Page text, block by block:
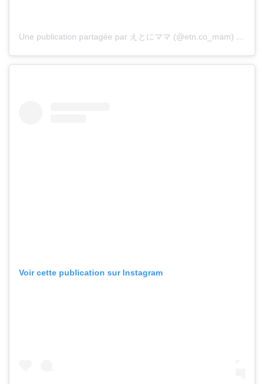
Une publication partagée par えとにママ (@etn.co_mam)
Voir cette publication sur Instagram